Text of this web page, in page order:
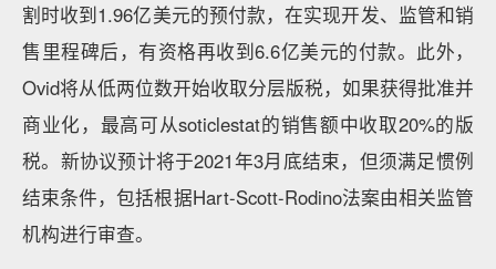
割时收到1.96亿美元的预付款，在实现开发、监管和销
售里程碑后，有资格再收到6.6亿美元的付款。此外，
Ovid将从低两位数开始收取分层版税，如果获得批准并
商业化，最高可从soticlestat的销售额中收取20%的版
税。新协议预计将于2021年3月底结束，但须满足惯例
结束条件，包括根据Hart-Scott-Rodino法案由相关监管
机构进行审查。